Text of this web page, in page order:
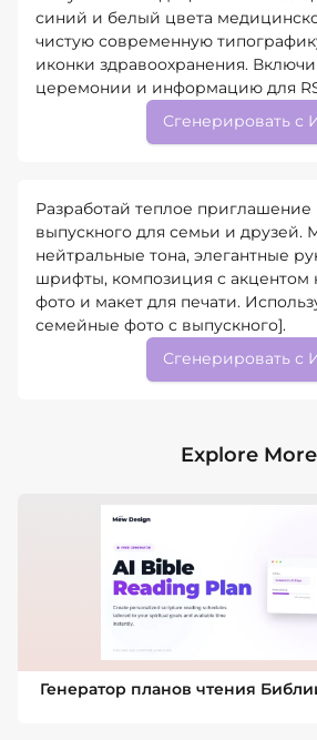
синий и белый цвета
чистую современную
иконки здравоохранения.
церемонии и информацию для
Сгенерировать с
Разработай теплое приглашение
выпускного для семьи и друзей.
нейтральные тона, элегантные
шрифты, композиция с акцентом
фото и макет для печати.
семейные фото с выпускного].
Сгенерировать с
Explore More
Генератор планов чтения